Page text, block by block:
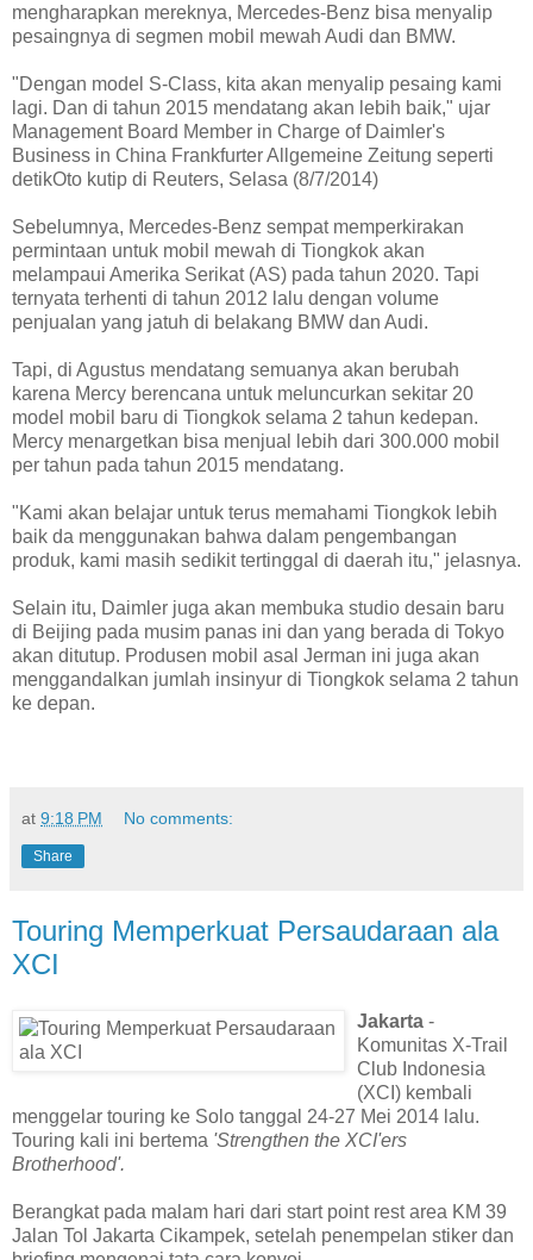
mengharapkan mereknya, Mercedes-Benz bisa menyalip
pesaingnya di segmen mobil mewah Audi dan BMW.
"Dengan model S-Class, kita akan menyalip pesaing kami
lagi. Dan di tahun 2015 mendatang akan lebih baik," ujar
Management Board Member in Charge of Daimler's
Business in China Frankfurter Allgemeine Zeitung seperti
detikOto kutip di Reuters, Selasa (8/7/2014)
Sebelumnya, Mercedes-Benz sempat memperkirakan
permintaan untuk mobil mewah di Tiongkok akan
melampaui Amerika Serikat (AS) pada tahun 2020. Tapi
ternyata terhenti di tahun 2012 lalu dengan volume
penjualan yang jatuh di belakang BMW dan Audi.
Tapi, di Agustus mendatang semuanya akan berubah
karena Mercy berencana untuk meluncurkan sekitar 20
model mobil baru di Tiongkok selama 2 tahun kedepan.
Mercy menargetkan bisa menjual lebih dari 300.000 mobil
per tahun pada tahun 2015 mendatang.
"Kami akan belajar untuk terus memahami Tiongkok lebih
baik da menggunakan bahwa dalam pengembangan
produk, kami masih sedikit tertinggal di daerah itu," jelasnya.
Selain itu, Daimler juga akan membuka studio desain baru
di Beijing pada musim panas ini dan yang berada di Tokyo
akan ditutup. Produsen mobil asal Jerman ini juga akan
menggandalkan jumlah insinyur di Tiongkok selama 2 tahun
ke depan.
at 9:18 PM No comments:
Share
Touring Memperkuat Persaudaraan ala
XCI
Jakarta -
Komunitas X-Trail
Club Indonesia
(XCI) kembali
menggelar touring ke Solo tanggal 24-27 Mei 2014 lalu.
Touring kali ini bertema 'Strengthen the XCI'ers
Brotherhood'.
Berangkat pada malam hari dari start point rest area KM 39
Jalan Tol Jakarta Cikampek, setelah penempelan stiker dan